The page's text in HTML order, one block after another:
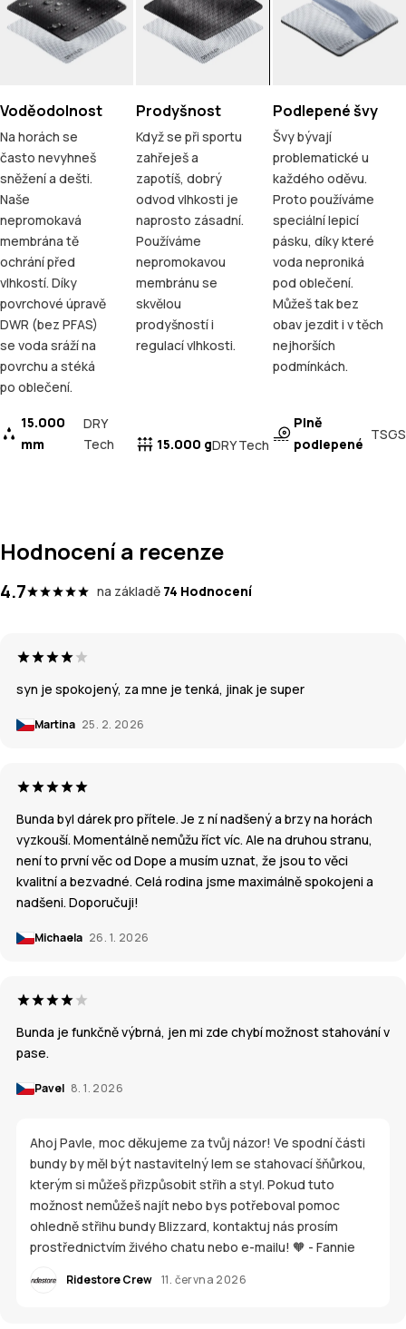
Voděodolnost
Na horách se
často nevyhneš
sněžení a dešti.
Naše
nepromokavá
membrána tě
ochrání před
vlhkostí. Díky
povrchové úpravě
DWR (bez PFAS)
se voda sráží na
povrchu a stéká
po oblečení.
15.000
mm
DRY
Tech
Prodyšnost
Když se při sportu
zahřeješ a
zapotíš, dobrý
odvod vlhkosti je
naprosto zásadní.
Používáme
nepromokavou
membránu se
skvělou
prodyšností i
regulací vlhkosti.
15.000 gDRY Tech
Podlepené švy
Švy bývají
problematické u
každého oděvu.
Proto používáme
speciální lepicí
pásku, díky které
voda neproniká
pod oblečení.
Můžeš tak bez
obav jezdit i v těch
nejhorších
podmínkách.
Plně
podlepené
TSGS
Hodnocení a recenze
4.7 na základě 74 Hodnocení
syn je spokojený, za mne je tenká, jinak je super
Martina 25. 2. 2026
Bunda byl dárek pro přítele. Je z ní nadšený a brzy na horách
vyzkouší. Momentálně nemůžu říct víc. Ale na druhou stranu,
není to první věc od Dope a musím uznat, že jsou to věci
kvalitní a bezvadné. Celá rodina jsme maximálně spokojeni a
nadšeni. Doporučuji!
Michaela 26. 1. 2026
Bunda je funkčně výbrná, jen mi zde chybí možnost stahování v
pase.
Pavel 8. 1. 2026
Ahoj Pavle, moc děkujeme za tvůj názor! Ve spodní části
bundy by měl být nastavitelný lem se stahovací šňůrkou,
kterým si můžeš přizpůsobit střih a styl. Pokud tuto
možnost nemůžeš najít nebo bys potřeboval pomoc
ohledně střihu bundy Blizzard, kontaktuj nás prosím
prostřednictvím živého chatu nebo e-mailu! 🧡 - Fannie
Ridestore Crew 11. června 2026